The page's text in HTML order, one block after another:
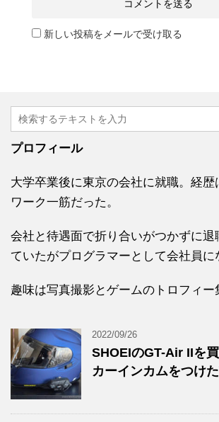
新しい投稿をメールで受け取る
プロフィール
大学卒業後に東京の会社に就職。経歴
ワーク一筋だった。
会社と待遇面で折り合いがつかずに退
ていたがプログラマーとして会社員に
趣味は写真撮影とゲームのトロフィー
2022/09/26
SHOEIのGT-Air IIを
カーインカムをつけ